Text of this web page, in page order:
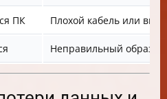
ПК Плохой кабель или
Неправильный образ